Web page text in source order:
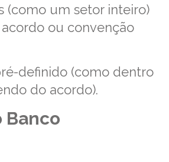
(como um setor inteiro)
ou convenção
definido (como dentro
do acordo).
Banco